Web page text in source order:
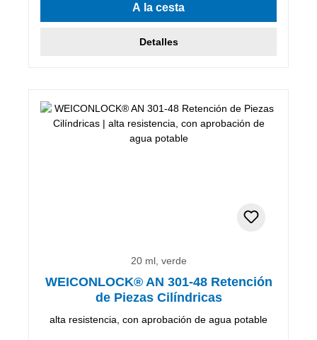
A la cesta
Detalles
20 ml, verde
WEICONLOCK® AN 301-48 Retención
de Piezas Cilíndricas
alta resistencia, con aprobación de agua potable